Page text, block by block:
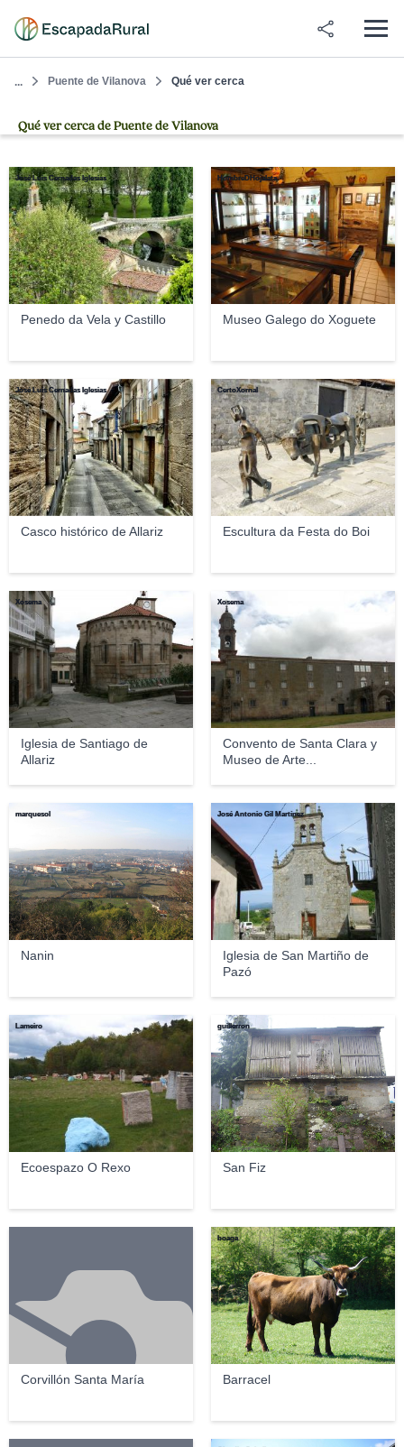
... Puente de Vilanova Qué ver cerca
Qué ver cerca de Puente de Vilanova
Penedo da Vela y Castillo
José Luis Cernadas Iglesias
Museo Galego do Xoguete
HombreDHojalata
Casco histórico de Allariz
José Luis Cernadas Iglesias
Escultura da Festa do Boi
CertoXornal
Iglesia de Santiago de
Allariz
Xosema
Convento de Santa Clara y
Museo de Arte...
Xosema
Nanin
marquesol
Iglesia de San Martiño de
Pazó
José Antonio Gil Martínez
Ecoespazo O Rexo
Lameiro
San Fiz
guillerron
Corvillón Santa María Barracel
boaga